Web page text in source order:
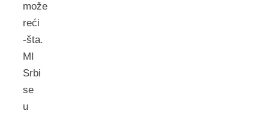
može
reći
-šta.
MI
Srbi
se
u